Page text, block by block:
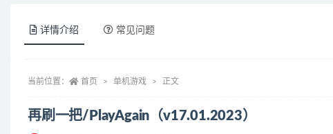
详情介绍 常见问题
当前位置： 首页 单机游戏 正文
再刷一把/PlayAgain（v17.01.2023）